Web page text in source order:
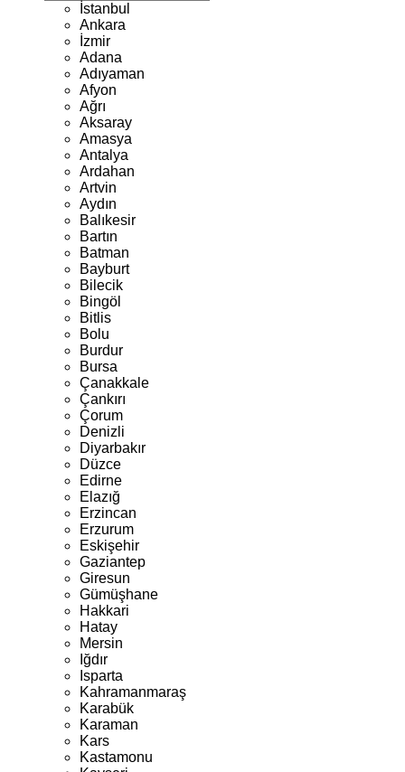
İstanbul
Ankara
İzmir
Adana
Adıyaman
Afyon
Ağrı
Aksaray
Amasya
Antalya
Ardahan
Artvin
Aydın
Balıkesir
Bartın
Batman
Bayburt
Bilecik
Bingöl
Bitlis
Bolu
Burdur
Bursa
Çanakkale
Çankırı
Çorum
Denizli
Diyarbakır
Düzce
Edirne
Elazığ
Erzincan
Erzurum
Eskişehir
Gaziantep
Giresun
Gümüşhane
Hakkari
Hatay
Mersin
Iğdır
Isparta
Kahramanmaraş
Karabük
Karaman
Kars
Kastamonu